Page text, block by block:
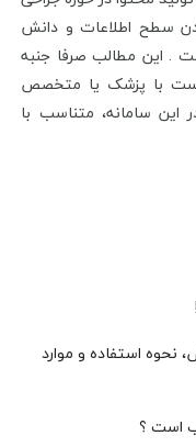
سطح اطلاعات و دانش
. این مطالب صرفا جنبه
است با پزشک یا متخصص
سامانه، متناسب با
نحوه استفاده و موارد
است ؟